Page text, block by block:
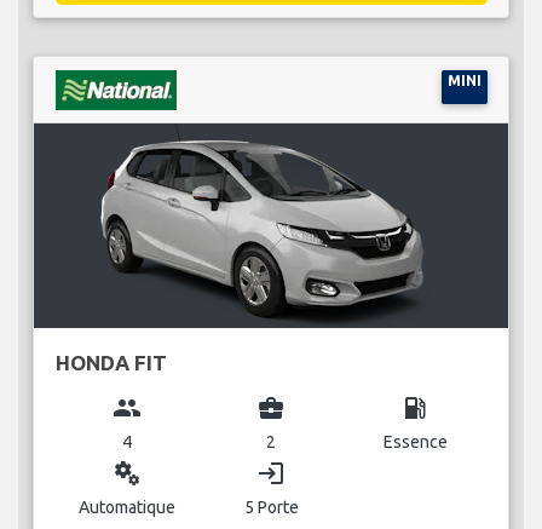
MINI
HONDA FIT
group
4
business_center
2
local_gas_station
Essence
miscellaneous_services
Automatique
login
5 Porte